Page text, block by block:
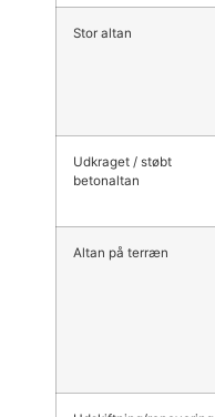
Stor altan
Udkraget / støbt
betonaltan
Altan på terræn